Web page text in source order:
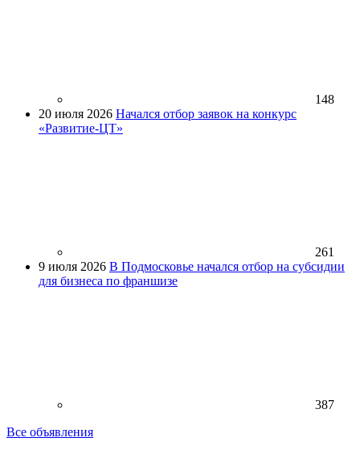
148
20 июля 2026 Начался отбор заявок на конкурс
«Развитие-ЦТ»
261
9 июля 2026 В Подмосковье начался отбор на субсидии
для бизнеса по франшизе
387
Все объявления